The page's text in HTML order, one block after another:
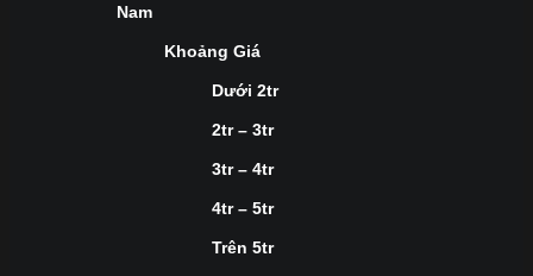
Nam
Khoảng Giá
Dưới 2tr
2tr – 3tr
3tr – 4tr
4tr – 5tr
Trên 5tr